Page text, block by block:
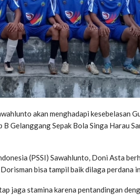
akan menghadapi kesebelasan
Gelanggang Sepak Bola Singa Harau
(PSSI) Sawahlunto, Doni Asta
bisa tampil baik dilaga perdana
jaga stamina karena pentandingan